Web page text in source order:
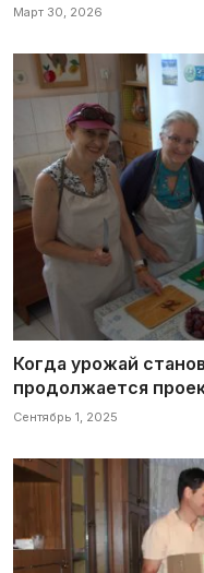
Март 30, 2026
Когда урожай
продолжается
Сентябрь 1, 2025